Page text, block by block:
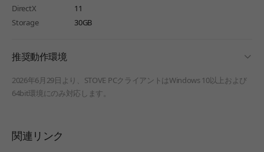
DirectX
11
Storage
30GB
推奨動作環境
2026年6月29日より、STOVE PCクライアントはWindows 10以上および
64bit環境にのみ対応します。
関連リンク